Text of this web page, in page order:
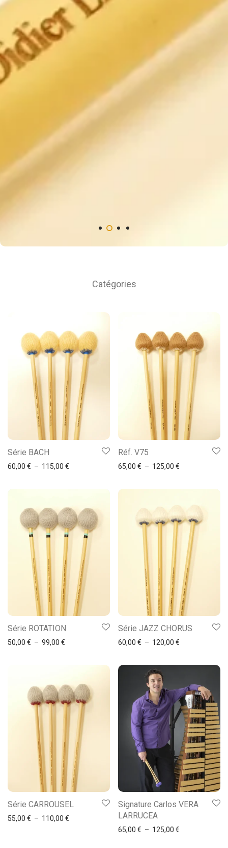
Catégories
Série BACH
60,00 € – 115,00 €
Réf. V75
65,00 € – 125,00 €
Série ROTATION
50,00 € – 99,00 €
Série JAZZ CHORUS
60,00 € – 120,00 €
Série CARROUSEL
55,00 € – 110,00 €
Signature Carlos VERA
LARRUCEA
65,00 € – 125,00 €